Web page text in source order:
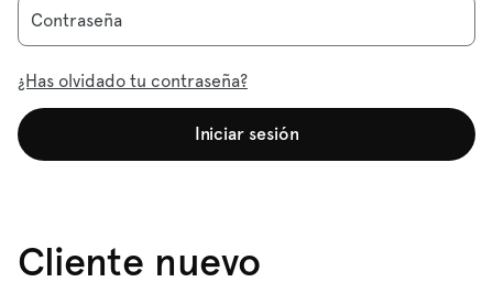
Contraseña
¿Has olvidado tu contraseña?
Iniciar sesión
Cliente nuevo